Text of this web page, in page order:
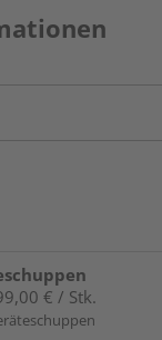
€ / Stk.